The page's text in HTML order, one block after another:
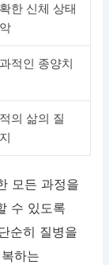
한 신체 상태
적인 종양치
의 삶의 질
모든 과정을
수 있도록
순히 질병을
하는